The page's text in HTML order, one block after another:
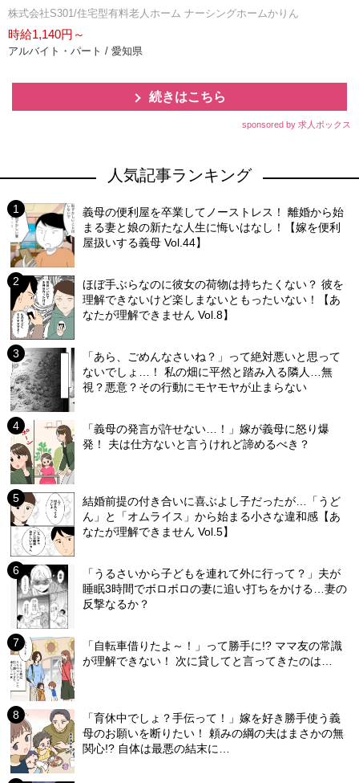
株式会社S301/住宅型有料老人ホーム ナーシングホームかりん
時給1,140円～
アルバイト・パート / 愛知県
続きはこちら
sponsored by 求人ボックス
人気記事ランキング
義母の便利屋を卒業してノーストレス！ 離婚から始
まる妻と娘の新たな人生に悔いはなし！【嫁を便利
屋扱いする義母 Vol.44】
ほぼ手ぶらなのに彼女の荷物は持ちたくない？ 彼を
理解できないけど楽しまないともったいない！【あ
なたが理解できません Vol.8】
「あら、ごめんなさいね？」って絶対悪いと思って
ないでしょ…！ 私の畑に平然と踏み入る隣人…無
視？悪意？その行動にモヤモヤが止まらない
「義母の発言が許せない…！」嫁が義母に怒り爆
発！ 夫は仕方ないと言うけれど諦めるべき？
結婚前提の付き合いに喜ぶよし子だったが…「うど
ん」と「オムライス」から始まる小さな違和感【あ
なたが理解できません Vol.5】
「うるさいから子どもを連れて外に行って？」夫が
睡眠3時間でボロボロの妻に追い打ちをかける…妻の
反撃なるか？
「自転車借りたよ～！」って勝手に!? ママ友の常識
が理解できない！ 次に貸してと言ってきたのは…
「育休中でしょ？手伝って！」嫁を好き勝手使う義
母のお願いを断りたい！ 頼みの綱の夫はまさかの無
関心!? 自体は最悪の結末に…